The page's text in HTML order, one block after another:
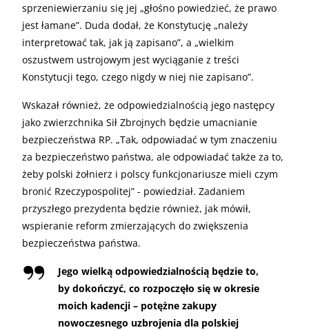
sprzeniewierzaniu się jej „głośno powiedzieć, że prawo
jest łamane”. Duda dodał, że Konstytucję „należy
interpretować tak, jak ją zapisano”, a „wielkim
oszustwem ustrojowym jest wyciąganie z treści
Konstytucji tego, czego nigdy w niej nie zapisano”.
Wskazał również, że odpowiedzialnością jego następcy
jako zwierzchnika Sił Zbrojnych będzie umacnianie
bezpieczeństwa RP. „Tak, odpowiadać w tym znaczeniu
za bezpieczeństwo państwa, ale odpowiadać także za to,
żeby polski żołnierz i polscy funkcjonariusze mieli czym
bronić Rzeczypospolitej” - powiedział. Zadaniem
przyszłego prezydenta będzie również, jak mówił,
wspieranie reform zmierzających do zwiększenia
bezpieczeństwa państwa.
Jego wielką odpowiedzialnością będzie to,
by dokończyć, co rozpoczęło się w okresie
moich kadencji – potężne zakupy
nowoczesnego uzbrojenia dla polskiej